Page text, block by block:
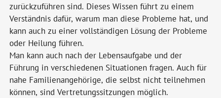
zurückzuführen sind. Dieses Wissen führt zu einem
Verständnis dafür, warum man diese Probleme hat, und
kann auch zu einer vollständigen Lösung der Probleme
oder Heilung führen.
Man kann auch nach der Lebensaufgabe und der
Führung in verschiedenen Situationen fragen. Auch für
nahe Familienangehörige, die selbst nicht teilnehmen
können, sind Vertretungssitzungen möglich.